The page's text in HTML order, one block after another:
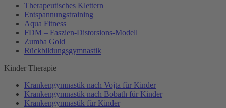
Therapeutisches Klettern
Entspannungstraining
Aqua Fitness
FDM – Faszien-Distorsions-Modell
Zumba Gold
Rückbildungsgymnastik
Kinder Therapie
Krankengymnastik nach Vojta für Kinder
Krankengymnastik nach Bobath für Kinder
Krankengymnastik für Kinder